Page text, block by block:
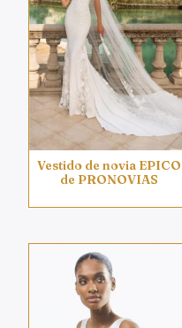
Vestido de novia EPICO
de PRONOVIAS